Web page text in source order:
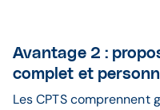
Avantage 2 :
complet et
Les CPTS comprennent